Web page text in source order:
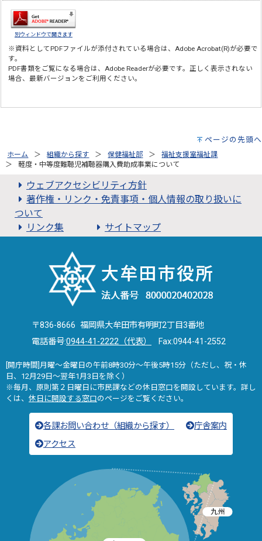
別ウィンドウで開きます
※資料としてPDFファイルが添付されている場合は、Adobe Acrobat(R)が必要で
す。
PDF書類をご覧になる場合は、Adobe Readerが必要です。正しく表示されない
場合、最新バージョンをご利用ください。
ページの先頭へ
ホーム 組織から探す 保健福祉部
福祉支援室福祉課
軽度・中等度難聴児補聴器購入費助成事業について
ウェブアクセシビリティ方針
著作権・リンク・免責事項・個人情報の取り扱いに
ついて
リンク集
サイトマップ
〒836-8666 福岡県大牟田市有明町2丁目3番地
電話番号:0944-41-2222（代表） Fax:0944-41-2552
[開庁時間]月曜～金曜日の午前8時30分～午後5時15分（ただし、祝・休
日、12月29日～翌年1月3日を除く）
※毎月、原則第２日曜日に市民課などの休日窓口を開設しています。詳し
くは、 休日に開設する窓口のページをご覧ください。
各課お問い合わせ（組織から探す）
庁舎案内
アクセス